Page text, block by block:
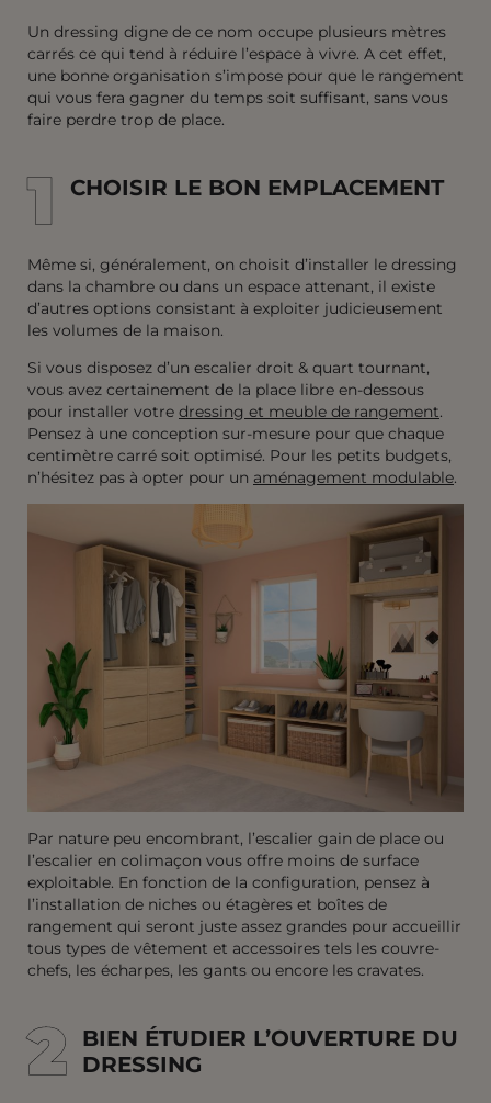
Un dressing digne de ce nom occupe plusieurs mètres
carrés ce qui tend à réduire l’espace à vivre. A cet effet,
une bonne organisation s’impose pour que le rangement
qui vous fera gagner du temps soit suffisant, sans vous
faire perdre trop de place.
1
1 CHOISIR LE BON EMPLACEMENT
Même si, généralement, on choisit d’installer le dressing
dans la chambre ou dans un espace attenant, il existe
d’autres options consistant à exploiter judicieusement
les volumes de la maison.
Si vous disposez d’un escalier droit & quart tournant,
vous avez certainement de la place libre en-dessous
pour installer votre dressing et meuble de rangement.
Pensez à une conception sur-mesure pour que chaque
centimètre carré soit optimisé. Pour les petits budgets,
n’hésitez pas à opter pour un aménagement modulable.
Par nature peu encombrant, l’escalier gain de place ou
l’escalier en colimaçon vous offre moins de surface
exploitable. En fonction de la configuration, pensez à
l’installation de niches ou étagères et boîtes de
rangement qui seront juste assez grandes pour accueillir
tous types de vêtement et accessoires tels les couvre-
chefs, les écharpes, les gants ou encore les cravates.
2
2
BIEN ÉTUDIER L’OUVERTURE DU
DRESSING